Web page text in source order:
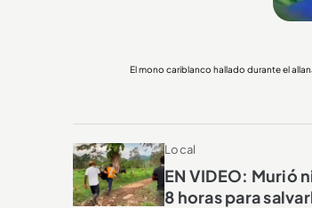
El mono cariblanco hallado durante el
Local
EN VIDEO: Murió
8 horas para